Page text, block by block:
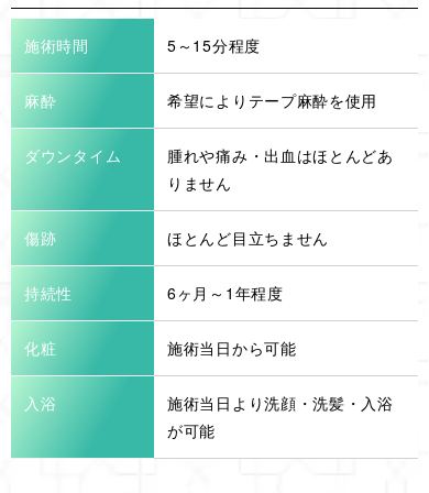
施術時間 5～15分程度
麻酔 希望によりテープ麻酔を使用
ダウンタイム
腫れや痛み・出血はほとんどあ
りません
傷跡 ほとんど目立ちません
持続性 6ヶ月～1年程度
化粧 施術当日から可能
入浴
施術当日より洗顔・洗髪・入浴
が可能